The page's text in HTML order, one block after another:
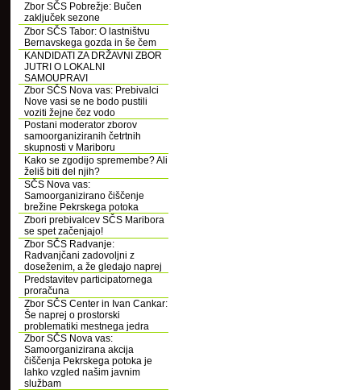
Zbor SČS Pobrežje: Bučen
zaključek sezone
Zbor SČS Tabor: O lastništvu
Bernavskega gozda in še čem
KANDIDATI ZA DRŽAVNI ZBOR
JUTRI O LOKALNI
SAMOUPRAVI
Zbor SČS Nova vas: Prebivalci
Nove vasi se ne bodo pustili
voziti žejne čez vodo
Postani moderator zborov
samoorganiziranih četrtnih
skupnosti v Mariboru
Kako se zgodijo spremembe? Ali
želiš biti del njih?
SČS Nova vas:
Samoorganizirano čiščenje
brežine Pekrskega potoka
Zbori prebivalcev SČS Maribora
se spet začenjajo!
Zbor SČS Radvanje:
Radvanjčani zadovoljni z
doseženim, a že gledajo naprej
Predstavitev participatornega
proračuna
Zbor SČS Center in Ivan Cankar:
Še naprej o prostorski
problematiki mestnega jedra
Zbor SČS Nova vas:
Samoorganizirana akcija
čiščenja Pekrskega potoka je
lahko vzgled našim javnim
službam